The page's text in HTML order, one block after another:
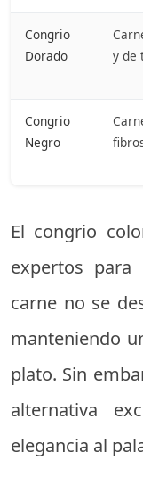
Congrio
Dorado
y de
Congrio
Negro
El congrio
expertos
carne no se
manteniendo
plato. Sin
alternativa
elegancia al